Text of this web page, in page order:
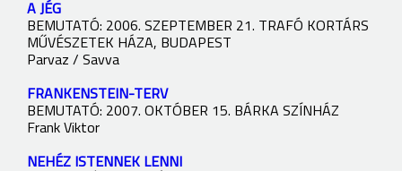
A JÉG
BEMUTATÓ: 2006. SZEPTEMBER 21. TRAFÓ KORTÁRS
MŰVÉSZETEK HÁZA, BUDAPEST
Parvaz / Savva
FRANKENSTEIN-TERV
BEMUTATÓ: 2007. OKTÓBER 15. BÁRKA SZÍNHÁZ
Frank Viktor
NEHÉZ ISTENNEK LENNI